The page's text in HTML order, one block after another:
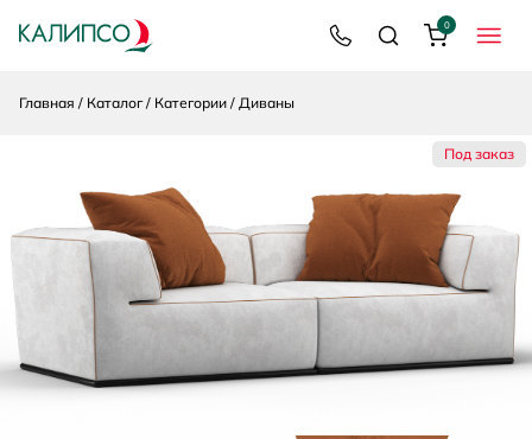
МЕНЮ
8 800 200 92 39
ПоискКорзина
0
Главная Каталог Категории Диваны
Под заказ